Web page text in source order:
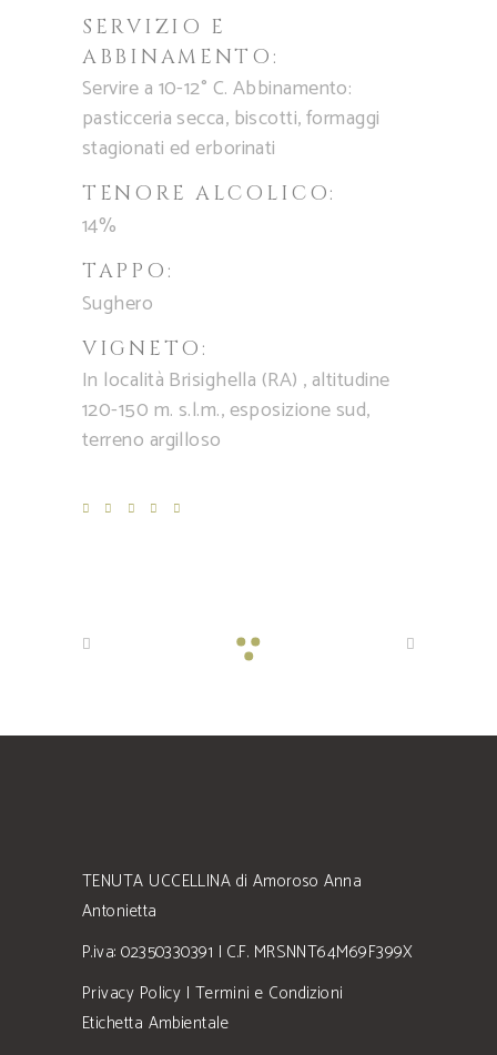
SERVIZIO E
ABBINAMENTO:
Servire a 10-12° C. Abbinamento:
pasticceria secca, biscotti, formaggi
stagionati ed erborinati
TENORE ALCOLICO:
14%
TAPPO:
Sughero
VIGNETO:
In località Brisighella (RA) , altitudine
120-150 m. s.l.m., esposizione sud,
terreno argilloso
TENUTA UCCELLINA di Amoroso Anna
Antonietta
P.iva: 02350330391 | C.F. MRSNNT64M69F399X
Privacy Policy | Termini e Condizioni
Etichetta Ambientale